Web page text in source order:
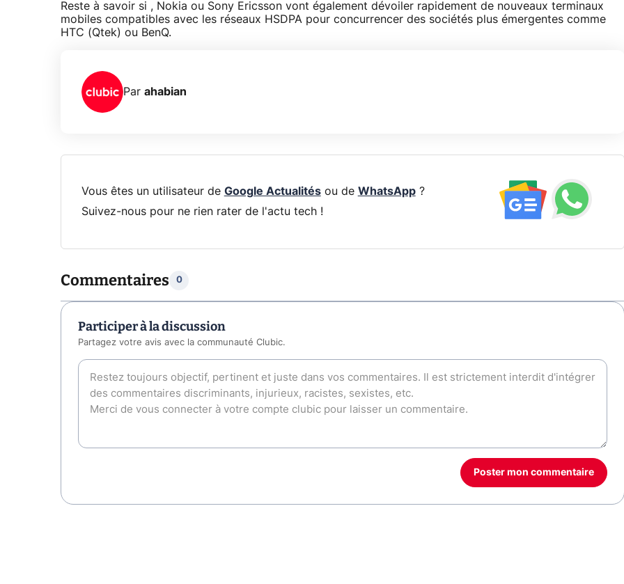
Reste à savoir si , Nokia ou Sony Ericsson vont également dévoiler rapidement de nouveaux terminaux
mobiles compatibles avec les réseaux HSDPA pour concurrencer des sociétés plus émergentes comme
HTC (Qtek) ou BenQ.
Par ahabian
Vous êtes un utilisateur de Google Actualitésou de WhatsApp?
Suivez-nous pour ne rien rater de l'actu tech !
Commentaires 0
Participer à la discussion
Partagez votre avis avec la communauté Clubic.
Poster mon commentaire